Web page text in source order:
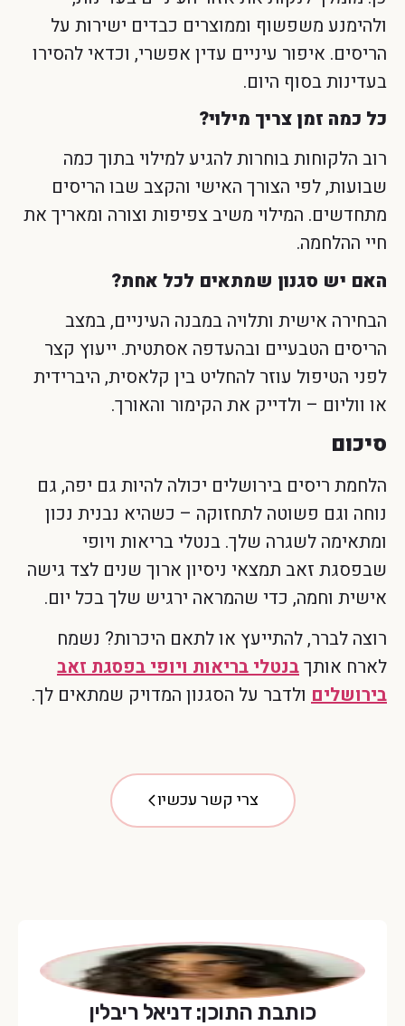
ולהימנע משפשוף וממוצרים כבדים ישירות על
הריסים. איפור עיניים עדין אפשרי, וכדאי להסירו
בעדינות בסוף היום.
כל כמה זמן צריך מילוי?
רוב הלקוחות בוחרות להגיע למילוי בתוך כמה
שבועות, לפי הצורך האישי והקצב שבו הריסים
מתחדשים. המילוי משיב צפיפות וצורה ומאריך את
חיי ההלחמה.
האם יש סגנון שמתאים לכל אחת?
הבחירה אישית ותלויה במבנה העיניים, במצב
הריסים הטבעיים ובהעדפה אסתטית. ייעוץ קצר
לפני הטיפול עוזר להחליט בין קלאסית, היברידית
או ווליום – ולדייק את הקימור והאורך.
סיכום
הלחמת ריסים בירושלים יכולה להיות גם יפה, גם
נוחה וגם פשוטה לתחזוקה – כשהיא נבנית נכון
ומתאימה לשגרה שלך. בנטלי בריאות ויופי
שבפסגת זאב תמצאי ניסיון ארוך שנים לצד גישה
אישית וחמה, כדי שהמראה ירגיש שלך בכל יום.
רוצה לברר, להתייעץ או לתאם היכרות? נשמח
לארח אותךבנטלי בריאות ויופי בפסגת זאב
בירושלים ולדבר על הסגנון המדויק שמתאים לך.
צרי קשר עכשיו
כותבת התוכן: דניאל ריבלין